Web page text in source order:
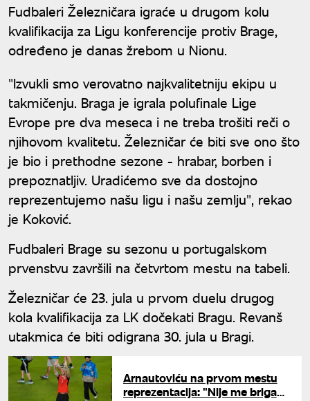
Fudbaleri Železničara igraće u drugom kolu
kvalifikacija za Ligu konferencije protiv Brage,
određeno je danas žrebom u Nionu.
"Izvukli smo verovatno najkvalitetniju ekipu u
takmičenju. Braga je igrala polufinale Lige
Evrope pre dva meseca i ne treba trošiti reči o
njihovom kvalitetu. Železničar će biti sve ono što
je bio i prethodne sezone - hrabar, borben i
prepoznatljiv. Uradićemo sve da dostojno
reprezentujemo našu ligu i našu zemlju", rekao
je Koković.
Fudbaleri Brage su sezonu u portugalskom
prvenstvu završili na četvrtom mestu na tabeli.
Železničar će 23. jula u prvom duelu drugog
kola kvalifikacija za LK dočekati Bragu. Revanš
utakmica će biti odigrana 30. jula u Bragi.
Arnautoviću na prvom mestu
reprezentacija: "Nije me briga